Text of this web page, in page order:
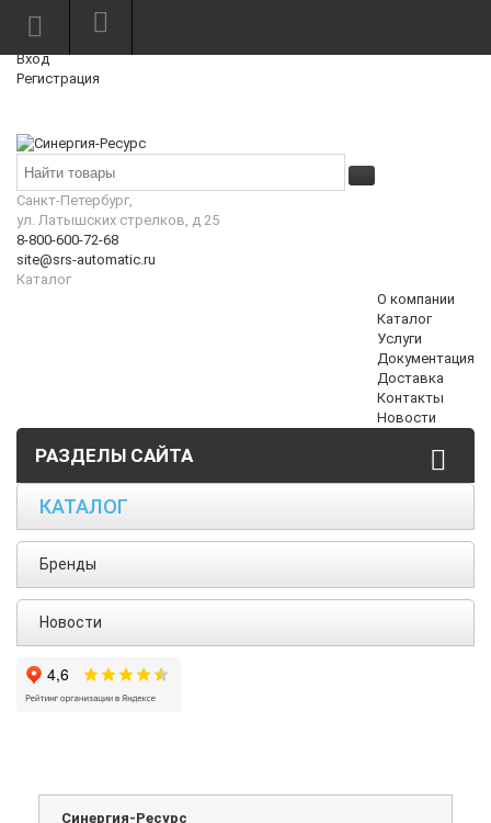
Режим работы: Пн—Пт: 10:00—18:00
Вход
Регистрация
Санкт-Петербург,
ул. Латышских стрелков, д 25
8-800-600-72-68
site@srs-automatic.ru
Каталог
О компании
Каталог
Услуги
Документация
Доставка
Контакты
Новости
РАЗДЕЛЫ САЙТА
КАТАЛОГ
Бренды
Новости
Синергия-Ресурс